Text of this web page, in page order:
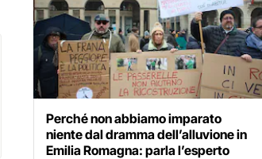
Perché non abbiamo imparato
niente dal dramma dell’alluvione in
Emilia Romagna: parla l’esperto